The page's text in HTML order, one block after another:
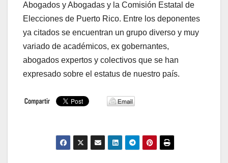
Abogados y Abogadas y la Comisión Estatal de
Elecciones de Puerto Rico. Entre los deponentes
ya citados se encuentran un grupo diverso y muy
variado de académicos, ex gobernantes,
abogados expertos y colectivos que se han
expresado sobre el estatus de nuestro país.